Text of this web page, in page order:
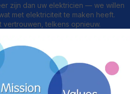
zijn dan uw elektricien — we willen
met elektriciteit te maken heeft.
vertrouwen, telkens opnieuw.